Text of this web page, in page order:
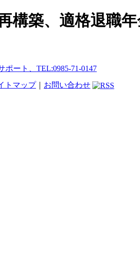
構築、適格退職
トマップ｜ お問い合わせ